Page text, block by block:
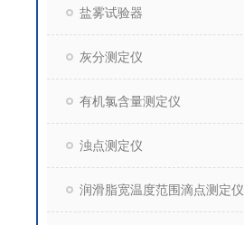
盐雾试验器
灰分测定仪
有机氯含量测定仪
浊点测定仪
润滑脂宽温度范围滴点测定仪